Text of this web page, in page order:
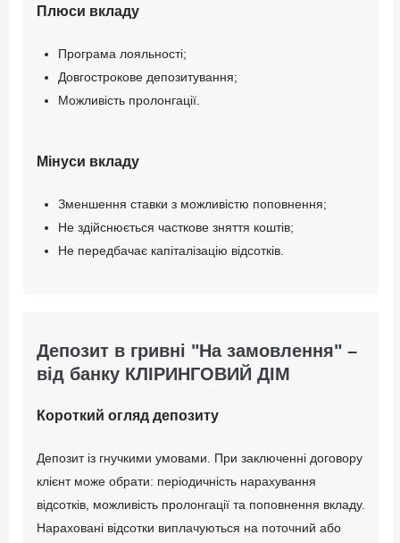
Плюси вкладу
Програма лояльності;
Довгострокове депозитування;
Можливість пролонгації.
Мінуси вкладу
Зменшення ставки з можливістю поповнення;
Не здійснюється часткове зняття коштів;
Не передбачає капіталізацію відсотків.
Депозит в гривні "На замовлення" –
від банку КЛІРИНГОВИЙ ДІМ
Короткий огляд депозиту
Депозит із гнучкими умовами. При заключенні договору
клієнт може обрати: періодичність нарахування
відсотків, можливість пролонгації та поповнення вкладу.
Нараховані відсотки виплачуються на поточний або